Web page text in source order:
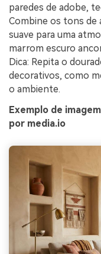
paredes de adobe,
Combine os tons de
suave para uma
marrom escuro
Dica: Repita o
decorativos, como
o ambiente.
Exemplo de
por media.io